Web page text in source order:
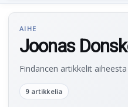
AIHE
Joonas
Findancen artikkelit
9 artikkelia